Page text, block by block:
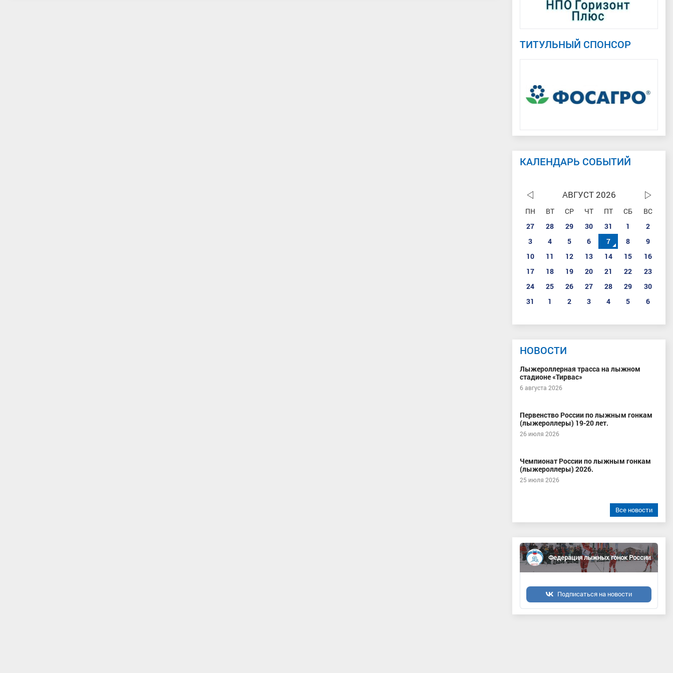
ТИТУЛЬНЫЙ СПОНСОР
КАЛЕНДАРЬ СОБЫТИЙ
АВГУСТ 2026
ПН ВТ СР ЧТ ПТ СБ
ВС
27
28 29 30 31 1
2
3
4 5 6 7 8
9
10
11 12 13 14 15
16
17
18 19 20 21 22
23
24
25 26 27 28 29
30
31
1 2 3 4 5 6
НОВОСТИ
Лыжероллерная трасса на лыжном
стадионе «Тирвас»
6 августа 2026
Первенство России по лыжным гонкам
(лыжероллеры) 19-20 лет.
26 июля 2026
Чемпионат России по лыжным гонкам
(лыжероллеры) 2026.
25 июля 2026
Все новости
Федерация лыжных гонок России
Подписаться на новости